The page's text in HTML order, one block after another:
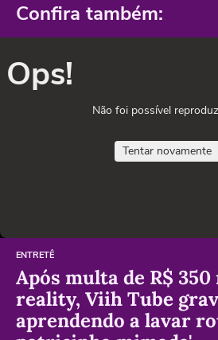
Confira também:
Ops!
Não foi possível
Tentar novamente
ENTRETÊ
Após multa de R$
reality, Viih Tube
aprendendo a lavar